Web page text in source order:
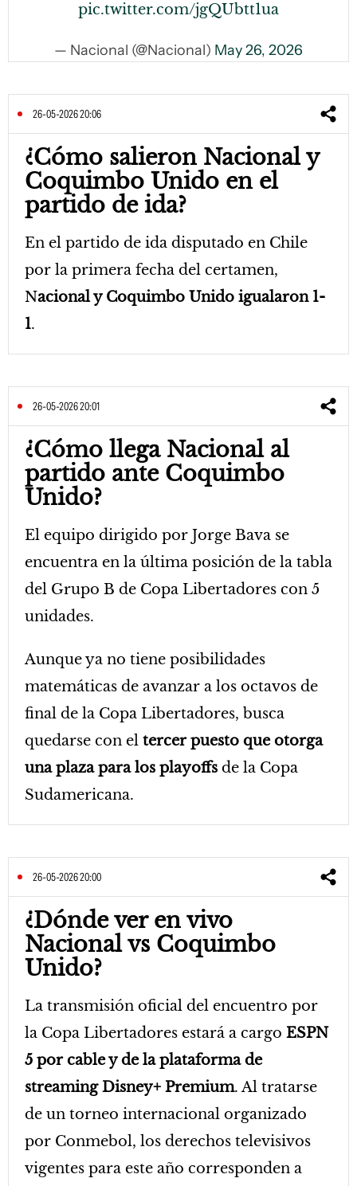
pic.twitter.com/jgQUbtt1ua
— Nacional (@Nacional) May 26, 2026
26-05-2026 20:06
¿Cómo salieron Nacional y
Coquimbo Unido en el
partido de ida?
En el partido de ida disputado en Chile
por la primera fecha del certamen,
Nacional y Coquimbo Unido igualaron 1-
1.
26-05-2026 20:01
¿Cómo llega Nacional al
partido ante Coquimbo
Unido?
El equipo dirigido por Jorge Bava se
encuentra en la última posición de la tabla
del Grupo B de Copa Libertadores con 5
unidades.
Aunque ya no tiene posibilidades
matemáticas de avanzar a los octavos de
final de la Copa Libertadores, busca
quedarse con el tercer puesto que otorga
una plaza para los playoffs de la Copa
Sudamericana.
26-05-2026 20:00
¿Dónde ver en vivo
Nacional vs Coquimbo
Unido?
La transmisión oficial del encuentro por
la Copa Libertadores estará a cargo ESPN
5 por cable y de la plataforma de
streaming Disney+ Premium. Al tratarse
de un torneo internacional organizado
por Conmebol, los derechos televisivos
vigentes para este año corresponden a